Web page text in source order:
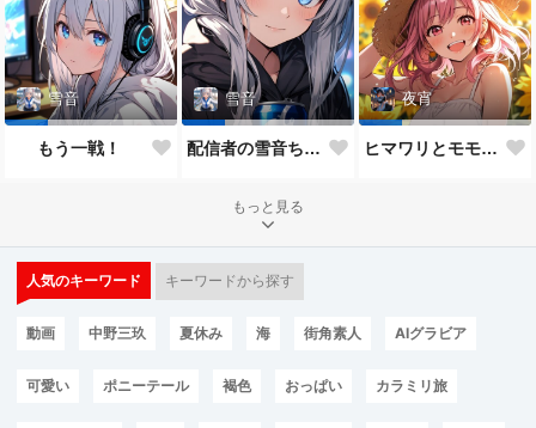
雪音
もう一戦！
雪音
配信者の雪音ちゃん
夜宵
ヒマワリとモモちゃん♥
もっと見る
人気のキーワード キーワードから探す
動画 中野三玖 夏休み 海 街角素人 AIグラビア
可愛い ポニーテール 褐色 おっぱい カラミリ旅